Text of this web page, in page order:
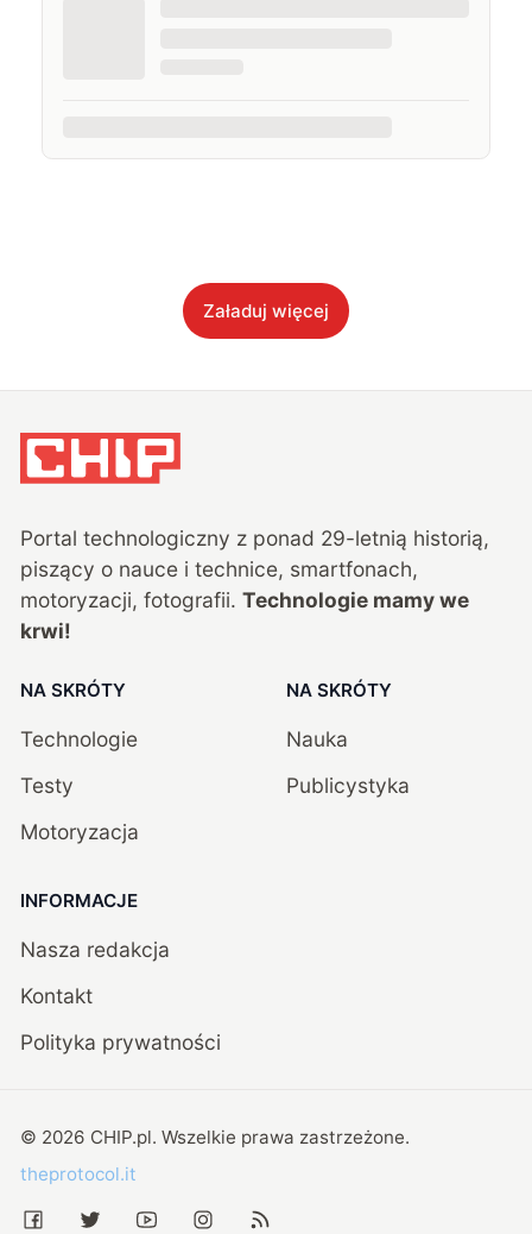
Załaduj więcej
Portal technologiczny z ponad 29-letnią historią,
piszący o nauce i technice, smartfonach,
motoryzacji, fotografii. Technologie mamy we
krwi!
NA SKRÓTY
Technologie
Testy
Motoryzacja
NA SKRÓTY
Nauka
Publicystyka
INFORMACJE
Nasza redakcja
Kontakt
Polityka prywatności
© 2026 CHIP.pl. Wszelkie prawa zastrzeżone.
theprotocol.it